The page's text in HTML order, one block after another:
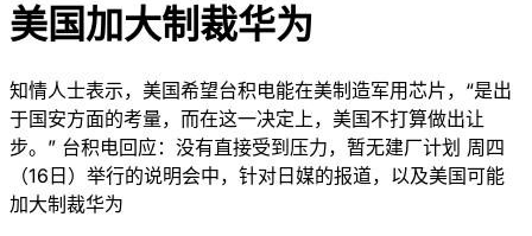
美国加大制裁华为
知情人士表示，美国希望台积电能在美制造军用芯片，“是出
于国安方面的考量，而在这一决定上，美国不打算做出让
步。” 台积电回应：没有直接受到压力，暂无建厂计划 周四
（16日）举行的说明会中，针对日媒的报道，以及美国可能
加大制裁华为